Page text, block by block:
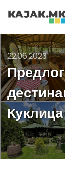
22.06.2023
Куклица